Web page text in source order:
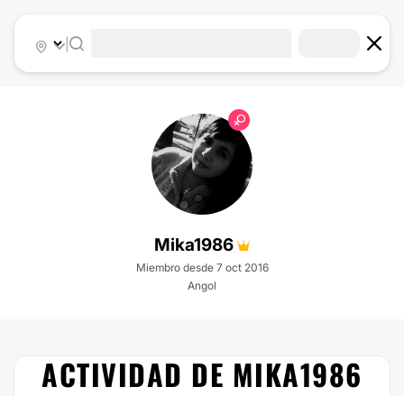
|
Mika1986
Miembro desde 7 oct 2016
Angol
ACTIVIDAD DE MIKA1986